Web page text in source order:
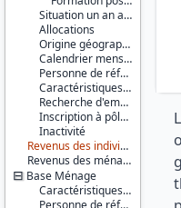
Situation un an auparavant
Allocations
Origine géographique et sociale
Calendrier mensuel rétrospectif d'activité
Personne de référence du ménage et son conjoint
Caractéristiques d'enquête
Recherche d'emploi
Inscription à pôle emploi
Inactivité
Revenus des individus
Revenus des ménages
Base Ménage
Caractéristiques d'enquête
Personne de référence du ménage et son conjoint
Enquêtes
Revenus
Fiscaux et
Sociaux
(ERFS)
Couverture
géographique :
France
métropolitaine
Producteur :
INSEE